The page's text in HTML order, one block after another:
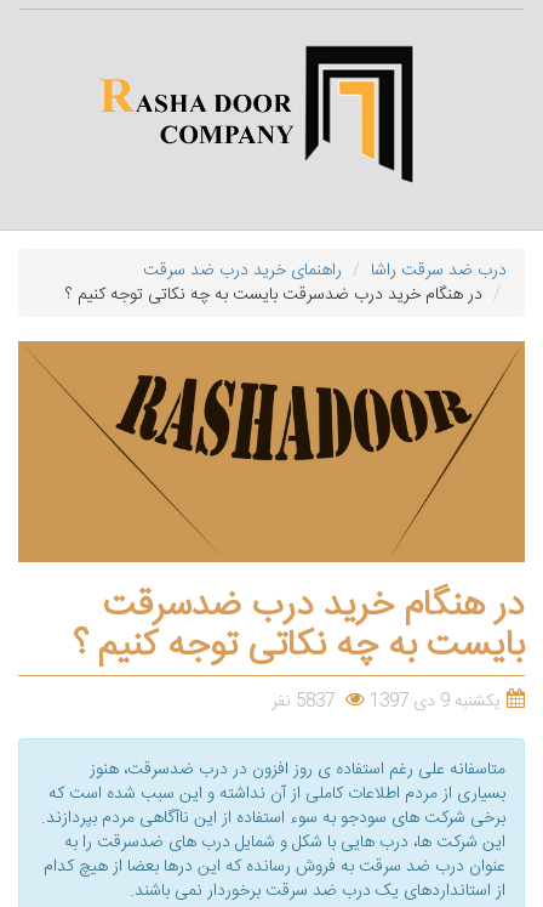
درب ضد سرقت راشا
راهنمای خرید درب ضد سرقت
در هنگام خرید درب ضدسرقت بایست به چه نکاتی توجه کنیم ؟
در هنگام خرید درب ضدسرقت
بایست به چه نکاتی توجه کنیم ؟
یکشنبه 9 دی 1397
متاسفانه علی رغم استفاده ی روز افزون در درب ضدسرقت، هنوز
بسیاری از مردم اطلاعات کاملی از آن نداشته و این سبب شده است که
برخی شرکت های سودجو به سوء استفاده از این ناآگاهی مردم بپردازند.
این شرکت ها، درب هایی با شکل و شمایل درب های ضدسرقت را به
عنوان درب ضد سرقت به فروش رسانده که این درها بعضا از هیچ کدام
از استانداردهای یک درب ضد سرقت برخوردار نمی باشند.